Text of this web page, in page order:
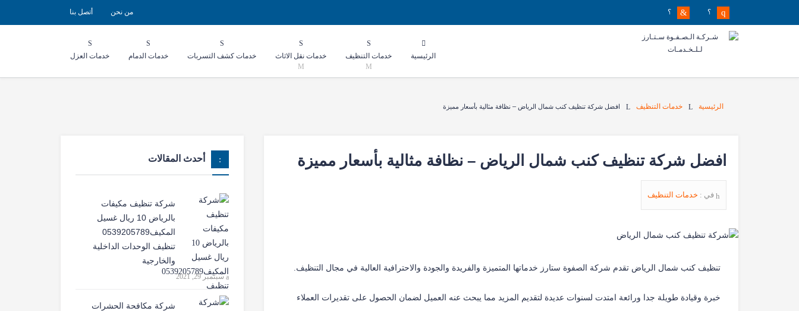
؟ أتصل بنا من نحن
الرئيسية خدمات التنظيف خدمات نقل الاثاث خدمات كشف التسربات خدمات الدمام خدمات العزل
الرئيسية خدمات التنظيف افضل شركة تنظيف كنب شمال الرياض – نظافة مثالية بأسعار مميزة
افضل شركة تنظيف كنب شمال الرياض – نظافة مثالية بأسعار مميزة
في : خدمات التنظيف
تنظيف كنب شمال الرياض تقدم شركة الصفوة ستارز خدماتها المتميزة والفريدة والجودة والاحترافية العالية في مجال التنظيف.
خبرة وقيادة طويلة جدا ورائعة امتدت لسنوات عديدة لتقديم المزيد مما يبحث عنه العميل لضمان الحصول على تقديرات العملاء
أحدث المقالات
شركة تنظيف مكيفات
بالرياض 10 ريال غسيل
المكيف0539205789
تنظيف الوحدات الداخلية
والخارجية
سبتمبر 29, 2021
شركة مكافحة الحشرات